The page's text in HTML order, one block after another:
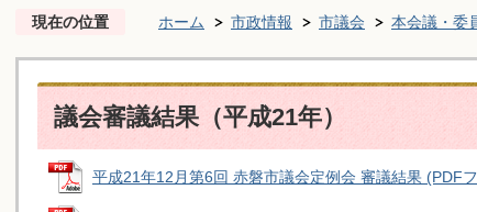
現在の位置 ホーム 市政情報 市議会 本会議・委
議会審議結果（平成21年）
平成21年12月第6回 赤磐市議会定例会 審議結果 (PDF